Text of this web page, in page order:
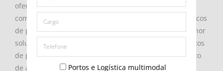
Portos e Logística multimodal
oferecendo soluções na movimentação de peças,
componentes, com Gruas e Guindastes Eletro Hidráulicos
de precisão, compactos e versáteis. Pensamos na melhor
solução para o processo do cliente, oferecendo produtos
de primeira linha, suporte comercial, prestando serviço
de assistência técnica no Brasil. Nosso escritório está